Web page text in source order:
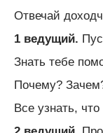
Отвечай
1 ведущий.
Знать тебе
Почему?
Все узнать,